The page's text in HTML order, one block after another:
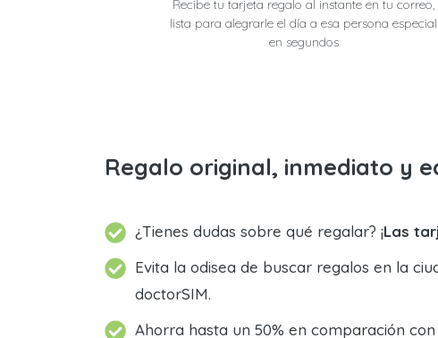
Recibe tu tarjeta regalo al instante en tu correo,
lista para alegrarle el día a esa persona especial
en segundos
Regalo original, inmediato y
¿Tienes dudas sobre qué regalar? ¡Las
Evita la odisea de buscar regalos en la
doctorSIM.
Ahorra hasta un 50% en comparación